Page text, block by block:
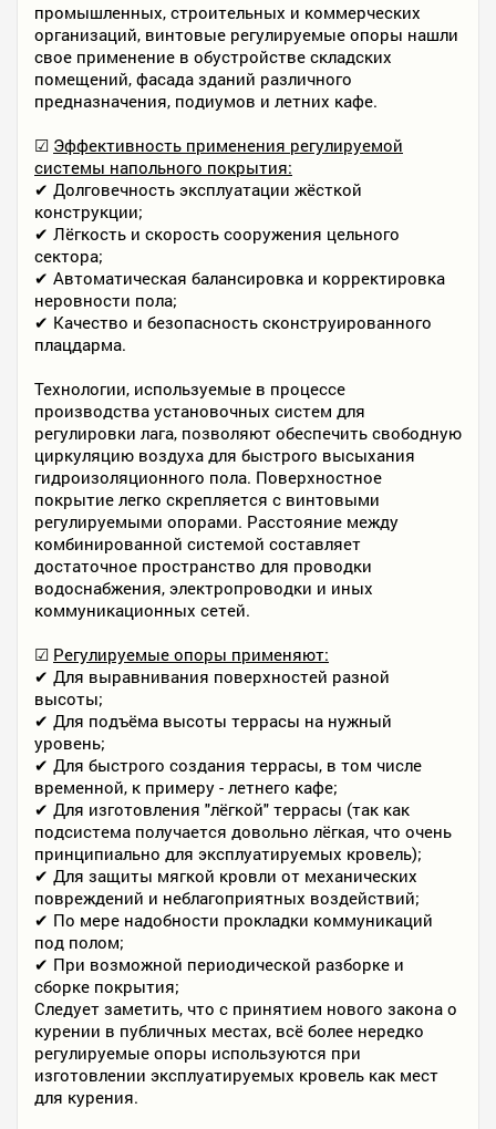
промышленных, строительных и коммерческих
организаций, винтовые регулируемые опоры нашли
свое применение в обустройстве складских
помещений, фасада зданий различного
предназначения, подиумов и летних кафе.
☑ Эффективность применения регулируемой
системы напольного покрытия:
✔ Долговечность эксплуатации жёсткой
конструкции;
✔ Лёгкость и скорость сооружения цельного
сектора;
✔ Автоматическая балансировка и корректировка
неровности пола;
✔ Качество и безопасность сконструированного
плацдарма.
Технологии, используемые в процессе
производства установочных систем для
регулировки лага, позволяют обеспечить свободную
циркуляцию воздуха для быстрого высыхания
гидроизоляционного пола. Поверхностное
покрытие легко скрепляется с винтовыми
регулируемыми опорами. Расстояние между
комбинированной системой составляет
достаточное пространство для проводки
водоснабжения, электропроводки и иных
коммуникационных сетей.
☑ Регулируемые опоры применяют:
✔ Для выравнивания поверхностей разной
высоты;
✔ Для подъёма высоты террасы на нужный
уровень;
✔ Для быстрого создания террасы, в том числе
временной, к примеру - летнего кафе;
✔ Для изготовления "лёгкой" террасы (так как
подсистема получается довольно лёгкая, что очень
принципиально для эксплуатируемых кровель);
✔ Для защиты мягкой кровли от механических
повреждений и неблагоприятных воздействий;
✔ По мере надобности прокладки коммуникаций
под полом;
✔ При возможной периодической разборке и
сборке покрытия;
Следует заметить, что с принятием нового закона о
курении в публичных местах, всё более нередко
регулируемые опоры используются при
изготовлении эксплуатируемых кровель как мест
для курения.